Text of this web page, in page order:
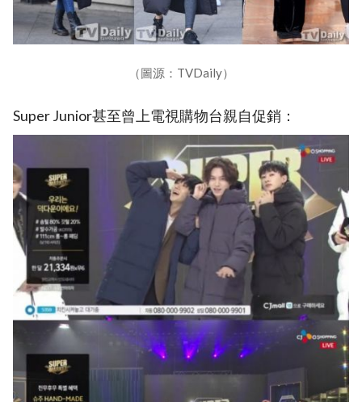
（圖源：TVDaily）
Super Junior甚至曾上電視購物台親自促銷：